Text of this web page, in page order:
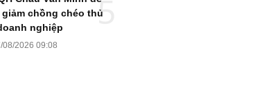
chồng chéo thủ
nghiệp
08/2026 09:08